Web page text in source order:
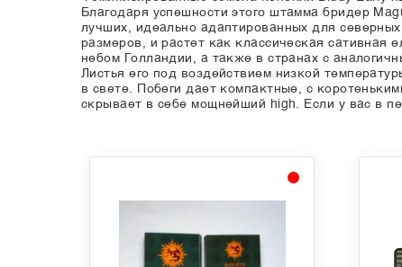
Благодаря успешности этого штамма бридер
лучших, идеально адаптированных для
размеров, и растет как классическая
небом Голландии, а также в странах с
Листья его под воздействием низкой
в свете. Побеги дает компактные, с
скрывает в себе мощнейший high. Если у вас в